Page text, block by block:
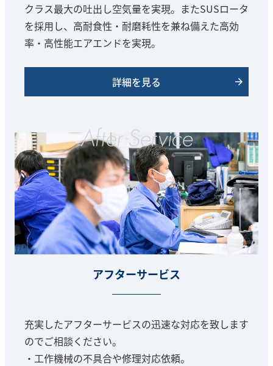
クラス最大の吐出し空気量を実現。またSUSロータ
を採用し、高耐食性・耐磨耗性を兼ね備えた高効
率・高性能エアエンドを実現。
詳細を見る
アフターサービス
充実したアフターサービスの迅速な対応を致します
のでご相談ください。
・工作機械の不具合や修理対応依頼。